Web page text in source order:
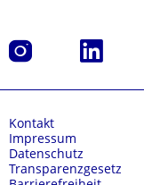
Instagram LinkedIn
Kontakt
Impressum
Datenschutz
Transparenzgesetz